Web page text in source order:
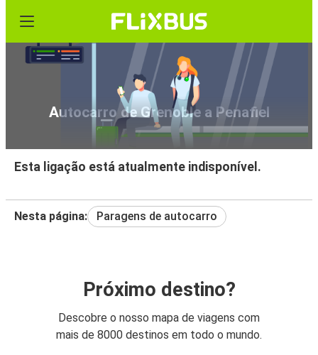
Autocarro de Grenoble a Penafiel
Esta ligação está atualmente indisponível.
Nesta página: Paragens de autocarro
Próximo destino?
Descobre o nosso mapa de viagens com
mais de 8000 destinos em todo o mundo.